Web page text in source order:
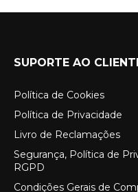
SUPORTE AO
Política de Cookies
Política de Privacidade
Livro de Reclamações
Segurança, Política de
RGPD
Condições Gerais de